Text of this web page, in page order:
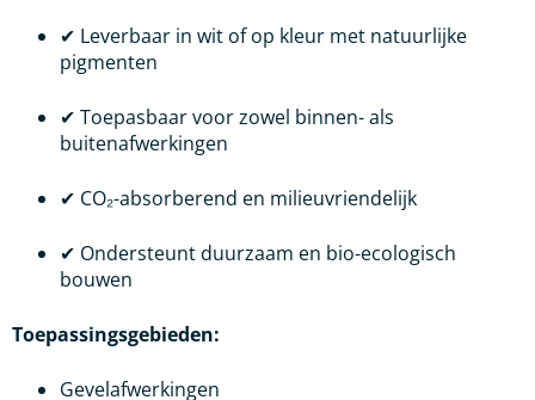
✔ Leverbaar in wit of op kleur met natuurlijke
pigmenten
✔ Toepasbaar voor zowel binnen- als
buitenafwerkingen
✔ CO₂-absorberend en milieuvriendelijk
✔ Ondersteunt duurzaam en bio-ecologisch
bouwen
Toepassingsgebieden:
Gevelafwerkingen